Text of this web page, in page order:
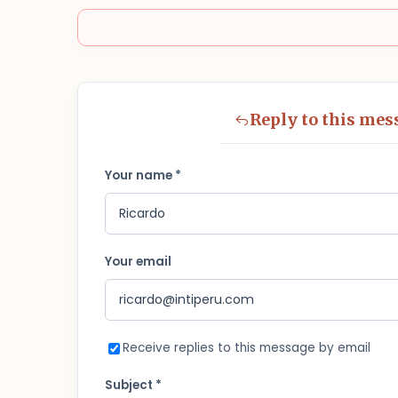
Reply to this
Your name *
Your email
Receive replies to this message by email
Subject *